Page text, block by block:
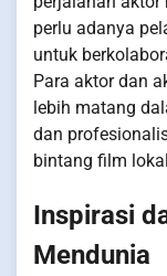
perlu adanya
untuk
Para aktor dan
lebih matang
dan
bintang film
Inspirasi
Mendunia